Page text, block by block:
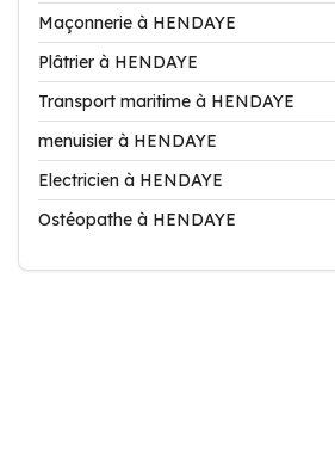
Maçonnerie à HENDAYE
Plâtrier à HENDAYE
Transport maritime à HENDAYE
menuisier à HENDAYE
Electricien à HENDAYE
Ostéopathe à HENDAYE